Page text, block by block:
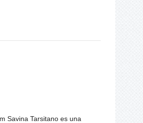
Savina Tarsitano es una